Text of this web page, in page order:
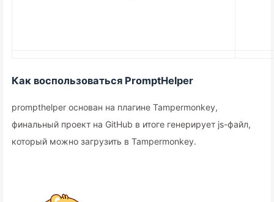
Как воспользоваться PromptHelper
prompthelper основан на плагине Tampermonkey,
финальный проект на GitHub в итоге генерирует js-файл,
который можно загрузить в Tampermonkey.